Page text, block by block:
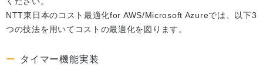
NTT東日本のコスト最適化for AWS/Microsoft Azureでは、以下3
つの技法を用いてコストの最適化を図ります。
タイマー機能実装